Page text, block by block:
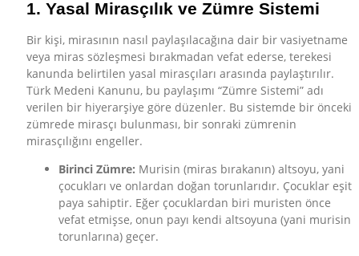
1. Yasal Mirasçılık ve Zümre Sistemi
Bir kişi, mirasının nasıl paylaşılacağına dair bir vasiyetname
veya miras sözleşmesi bırakmadan vefat ederse, terekesi
kanunda belirtilen yasal mirasçıları arasında paylaştırılır.
Türk Medeni Kanunu, bu paylaşımı “Zümre Sistemi” adı
verilen bir hiyerarşiye göre düzenler. Bu sistemde bir önceki
zümrede mirasçı bulunması, bir sonraki zümrenin
mirasçılığını engeller.
Birinci Zümre: Murisin (miras bırakanın) altsoyu, yani
çocukları ve onlardan doğan torunlarıdır. Çocuklar eşit
paya sahiptir. Eğer çocuklardan biri muristen önce
vefat etmişse, onun payı kendi altsoyuna (yani murisin
torunlarına) geçer.